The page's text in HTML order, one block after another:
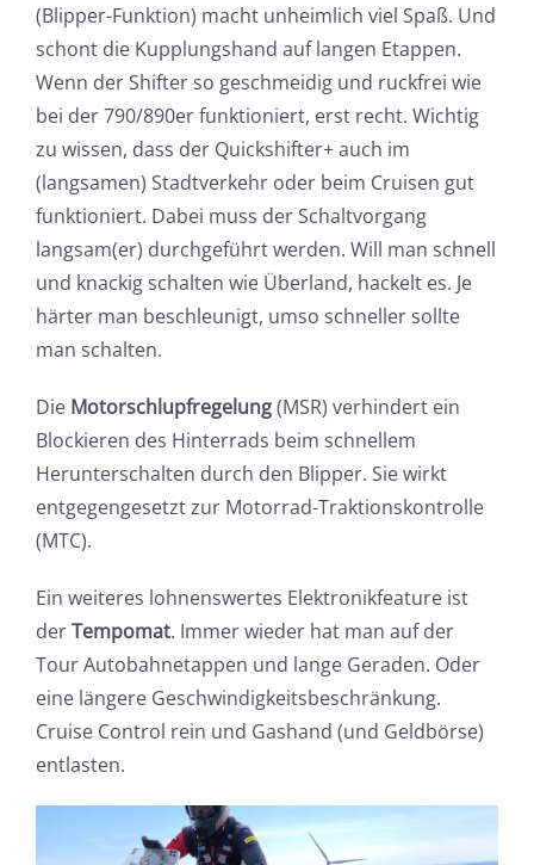
(Blipper-Funktion) macht unheimlich viel Spaß. Und
schont die Kupplungshand auf langen Etappen.
Wenn der Shifter so geschmeidig und ruckfrei wie
bei der 790/890er funktioniert, erst recht. Wichtig
zu wissen, dass der Quickshifter+ auch im
(langsamen) Stadtverkehr oder beim Cruisen gut
funktioniert. Dabei muss der Schaltvorgang
langsam(er) durchgeführt werden. Will man schnell
und knackig schalten wie Überland, hackelt es. Je
härter man beschleunigt, umso schneller sollte
man schalten.
Die Motorschlupfregelung(MSR) verhindert ein
Blockieren des Hinterrads beim schnellem
Herunterschalten durch den Blipper. Sie wirkt
entgegengesetzt zur Motorrad-Traktionskontrolle
(MTC).
Ein weiteres lohnenswertes Elektronikfeature ist
derTempomat. Immer wieder hat man auf der
Tour Autobahnetappen und lange Geraden. Oder
eine längere Geschwindigkeitsbeschränkung.
Cruise Control rein und Gashand (und Geldbörse)
entlasten.